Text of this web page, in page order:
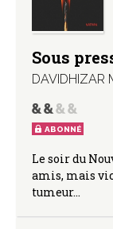
Sous
DAVIDHIZAR
ABONNÉ
Le soir du
amis, mais
tumeur…